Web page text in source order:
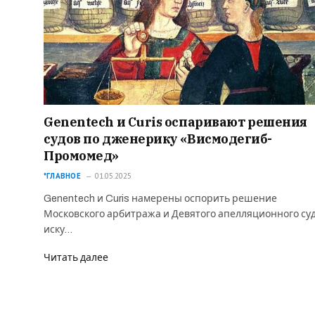
Genentech и Curis оспаривают решения
судов по дженерику «Висмодегиб-
Промомед»
*ГЛАВНОЕ 01.05.2025
Genentech и Curis намерены оспорить решение
Московского арбитража и Девятого апелляционного
иску…
Читать далее